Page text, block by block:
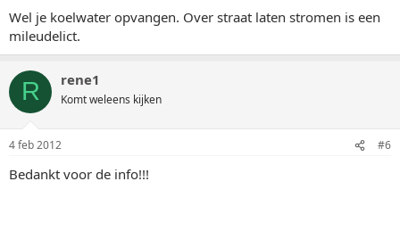
Wel je koelwater opvangen. Over straat laten stromen is een
mileudelict.
R rene1
Komt weleens kijken
4 feb 2012 #6
Bedankt voor de info!!!